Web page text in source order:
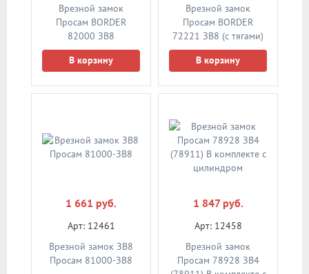
Врезной замок
Просам BORDER
82000 ЗВ8
В корзину
Врезной замок
Просам BORDER
72221 ЗВ8 (с тягами)
В корзину
1 661 руб.
Арт: 12461
Врезной замок ЗВ8
Просам 81000-ЗВ8
1 847 руб.
Арт: 12458
Врезной замок
Просам 78928 ЗВ4